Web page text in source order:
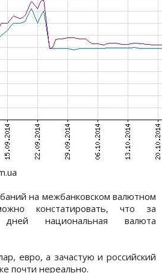
на межбанковском валютном
констатировать, что за
национальная валюта
евро, а зачастую и российский
почти нереально.